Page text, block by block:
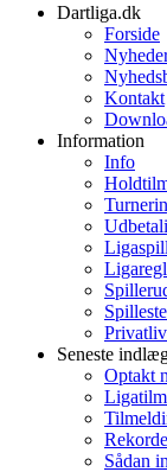
Dartliga.dk
Forside
Kontakt
Information
Info
Seneste
Optakt
Sådan